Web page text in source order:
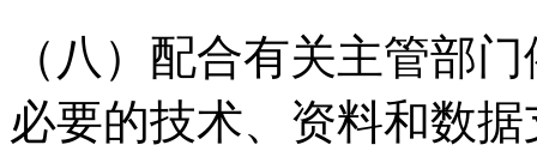
（八）配合有关主管部
必要的技术、资料和数